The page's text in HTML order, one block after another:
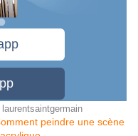
laurentsaintgermain